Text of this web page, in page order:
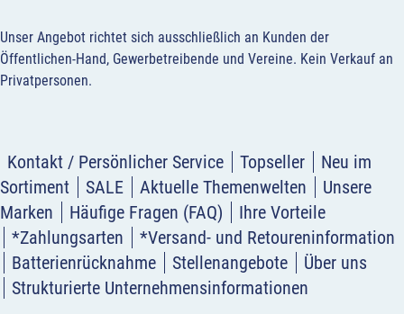
Unser Angebot richtet sich ausschließlich an Kunden der
Öffentlichen-Hand, Gewerbetreibende und Vereine. Kein Verkauf an
Privatpersonen.
Kontakt / Persönlicher Service Topseller
Neu im
Sortiment
SALE Aktuelle Themenwelten
Unsere
Marken
Häufige Fragen (FAQ)
Ihre Vorteile
*Zahlungsarten
*Versand- und Retoureninformation
Batterienrücknahme
Stellenangebote
Über uns
Strukturierte Unternehmensinformationen